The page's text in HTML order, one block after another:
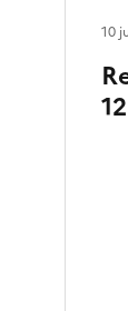
12
10